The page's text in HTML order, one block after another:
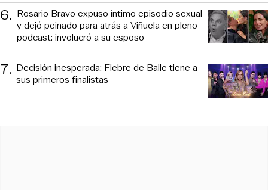
6. Rosario Bravo expuso íntimo episodio sexual
y dejó peinado para atrás a Viñuela en pleno
podcast: involucró a su esposo
7. Decisión inesperada: Fiebre de Baile tiene a
sus primeros finalistas